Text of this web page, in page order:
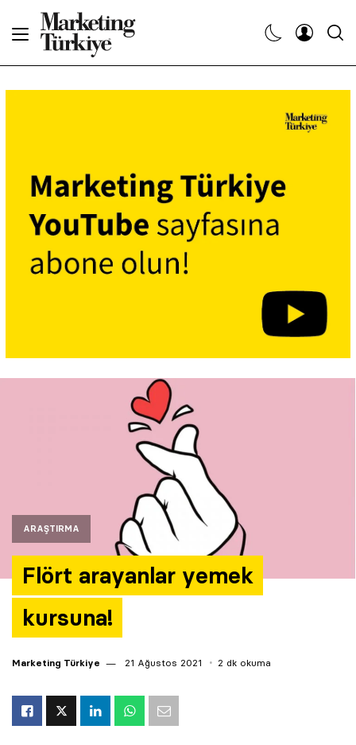
ARAŞTIRMA
Flört arayanlar yemek
kursuna!
Marketing Türkiye 21 Ağustos 2021 2 dk okuma
Dergiler
Etkinlikler